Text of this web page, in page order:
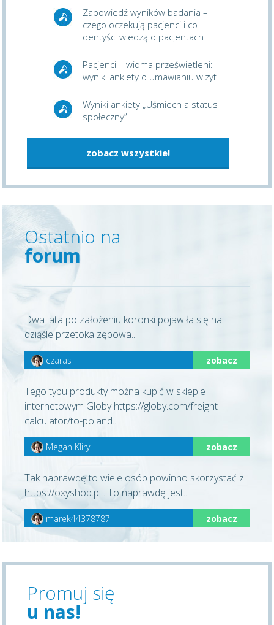
Zapowiedź wyników badania –
czego oczekują pacjenci i co
dentyści wiedzą o pacjentach
Pacjenci – widma prześwietleni:
wyniki ankiety o umawianiu wizyt
Wyniki ankiety „Uśmiech a status
społeczny”
zobacz wszystkie!
Ostatnio na
forum
Dwa lata po założeniu koronki pojawiła się na
dziąśle przetoka zębowa....
czaras zobacz
Tego typu produkty można kupić w sklepie
internetowym Globy https://globy.com/freight-
calculator/to-poland...
Megan Kliry zobacz
Tak naprawdę to wiele osób powinno skorzystać z
https://oxyshop.pl . To naprawdę jest...
marek44378787 zobacz
Promuj się
u nas!